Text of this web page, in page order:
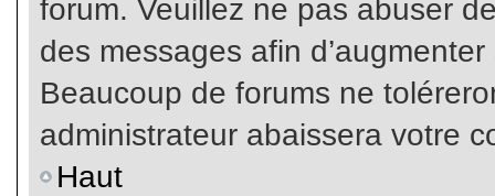
forum. Veuillez ne pas abuser
des messages afin
Beaucoup de forums ne
administrateur abaissera votre
Haut